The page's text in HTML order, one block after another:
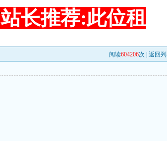
站长推荐:此位租
阅读604206次 |返回